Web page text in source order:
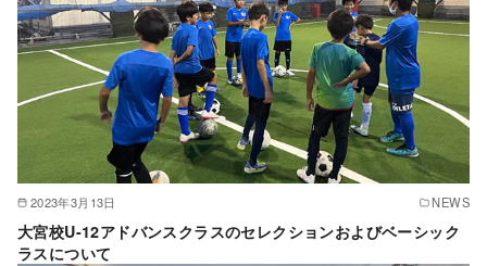
2023年3月13日 NEWS
大宮校U-12アドバンスクラスのセレクションおよびベーシック
ラスについて